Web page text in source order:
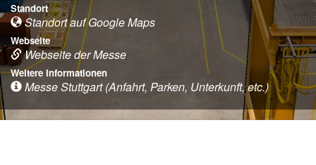
Standort
Standort auf Google Maps
Webseite
Webseite der Messe
Weitere Informationen
Messe Stuttgart (Anfahrt, Parken, Unterkunft, etc.)